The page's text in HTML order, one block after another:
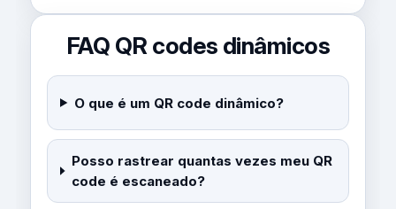
FAQ QR codes dinâmicos
O que é um QR code dinâmico?
Posso rastrear quantas vezes meu QR
code é escaneado?